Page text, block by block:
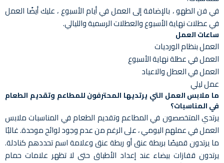
في فن الطهو ، بالإضافة إلى العمل في أيام الأسبوع ، عليك أيضًا العمل
في عطلات نهاية الأسبوع والعطلات الرسمية والليالي.
ساعات العمل
العمل بنظام الورديات
العمل في عطلة نهاية الأسبوع
العمل في العطل والاعياد
عمل ليلي
ما ملابس العمل التي يرتديها المحترفون للمطاعم وتقديم الطعام
في المناسبات؟
يرتدي المتخصصون في المطاعم وتقديم الطعام في المناسبات ملابس
العمل في عملهم اليومي ، على الرغم من عدم وجود لوائح موحدة. غالبًا
ما يرتدون قميصًا بربطة عنق أو ربطة عنق وعلامة اسم تحددهم كنادلة.
يرتدون قفازات بيضاء عند إعداد الأطباق حتى لا تظهر علامات حمام